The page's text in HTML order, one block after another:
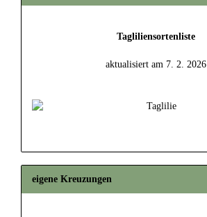
Tagliliensortenliste
aktualisiert am 7. 2. 2026
eigene Kreuzungen